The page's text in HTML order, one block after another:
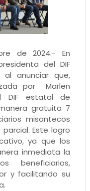
de 2024.- En
del DIF
al anunciar que,
por Marlen
DIF estatal de
gratuita 7
misantecos
Este logro
ya que los
inmediata la
y facilitando su